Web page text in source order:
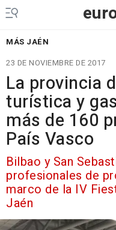
MÁS JAÉN
23 DE NOVIEMBRE DE 2017
La provincia
turística y
más de 160
País Vasco
Bilbao y San
profesionales de
marco de la IV
Jaén